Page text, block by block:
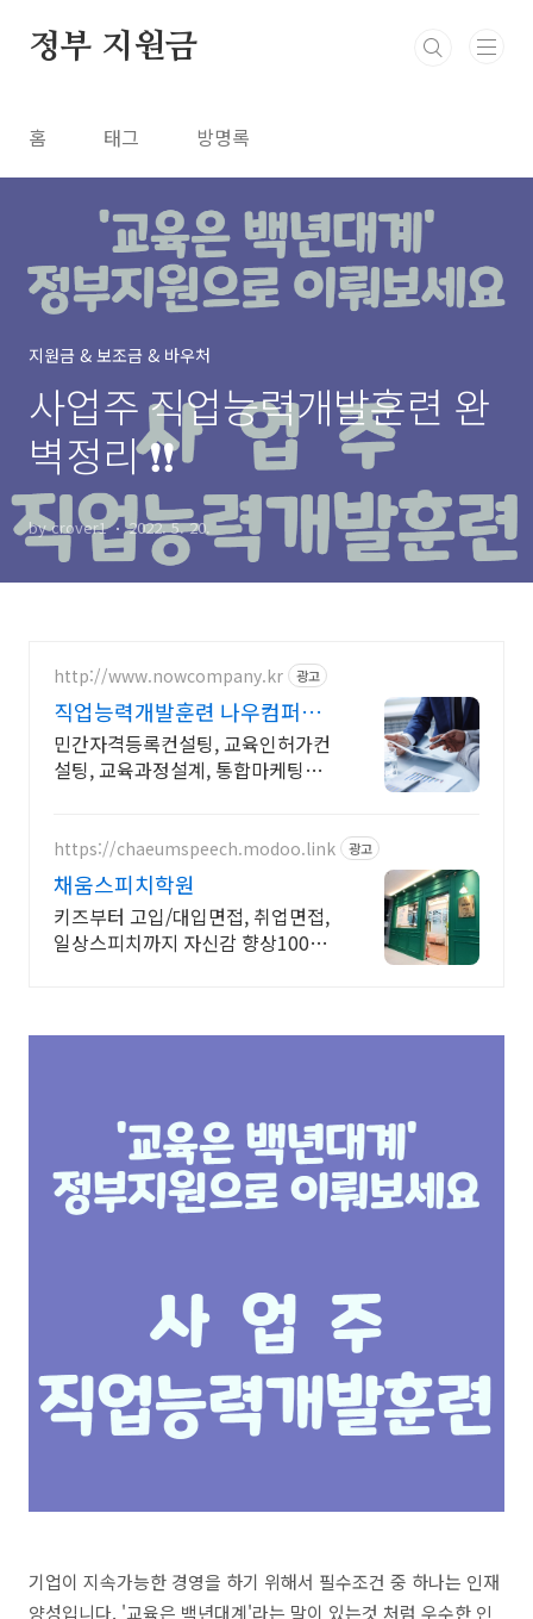
정부 지원금
홈 태그 방명록
지원금 & 보조금 & 바우처
사업주 직업능력개발훈련 완
벽정리 ❗❗
by crover1 2022. 5. 20.
http://www.nowcompany.kr 광고
직업능력개발훈련 나우컴퍼니
교육사업구축을 선도해 나가는
민간자격등록컨설팅, 교육인허가컨
설팅, 교육과정설계, 통합마케팅지
https://chaeumspeech.modoo.link 광고
채움스피치학원
키즈부터 고입/대입면접, 취업면접,
일상스피치까지 자신감 향상100%
기업이 지속가능한 경영을 하기 위해서 필수조건 중 하나는 인재
양성입니다. '교육은 백년대계'라는 말이 있는것 처럼 우수한 인